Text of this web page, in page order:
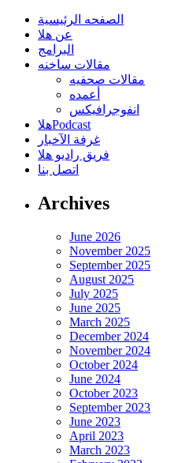
الصفحه الرئيسية
عن هلا
البرامج
مقالات ساخنه
مقالات صحفيه
أعمده
انفوجرافيكس
هلاPodcast
غرفة الآخبار
فريق راديو هلا
اتصل بنا
Archives
June 2026
November 2025
September 2025
August 2025
July 2025
June 2025
March 2025
December 2024
November 2024
October 2024
June 2024
October 2023
September 2023
June 2023
April 2023
March 2023